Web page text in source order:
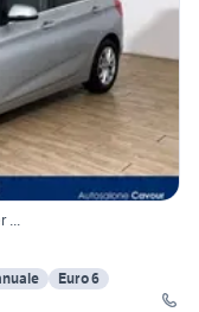
...
Euro 6